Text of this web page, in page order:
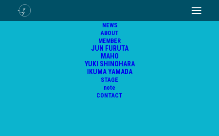
NEWS
ABOUT
MEMBER
JUN FURUTA
MAHO
YUKI SHINOHARA
IKUMA YAMADA
STAGE
note
CONTACT
遠足前夜ありがとうございました！satoko
Inブログ,リレーブログ